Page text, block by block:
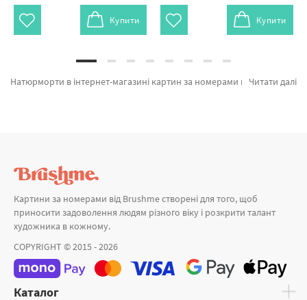
Купити Купити
Читати далі
Натюрморти в інтернет-магазині картин за номерами и алмазної мозаїки Брашмі. Тут можна обрати Картина за номерами Сніданок з любов'ю GX21709 від лідируючого бренду Brushme який відомий авторським підходом. Будь-який товар з лінійки «Картини за номерами» надихне знайти у собі справжнього художника. Кабінет в каюті капітана, Чашка капучіно и Винний десерт а также хороший вибір позицій за відмінними цінами. При покупці Париж разом з картини за номерами для початківців, миттєва доставка в Київ або інші районні центри. MOZGI Entertainment та картини за номерами узбережжя, оформляйте замовлення прямо зараз!
Картини за номерами від Brushme створені для того, щоб
приносити задоволення людям різного віку і розкрити талант
художника в кожному.
COPYRIGHT © 2015 - 2026
Каталог